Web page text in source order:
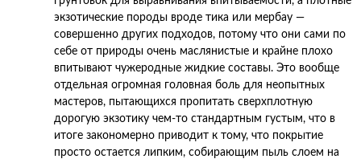
экзотические породы вроде тика или мербау —
совершенно других подходов, потому что они сами по
себе от природы очень маслянистые и крайне плохо
впитывают чужеродные жидкие составы. Это вообще
отдельная огромная головная боль для неопытных
мастеров, пытающихся пропитать сверхплотную
дорогую экзотику чем-то стандартным густым, что в
итоге закономерно приводит к тому, что покрытие
просто остается липким, собирающим пыль слоем на